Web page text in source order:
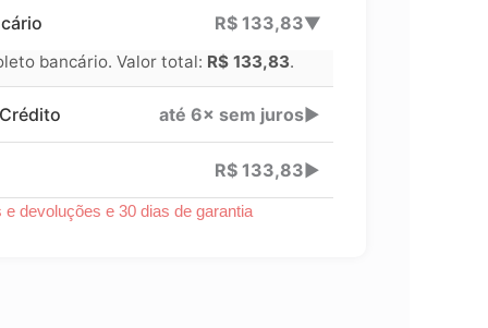
Lucre até
Revenda por
Compre por
R$ 133,83▶
bancário. Valor total: R$ 133,83.
até 6× sem juros▶
R$ 133,83▶
devoluções e 30 dias de garantia